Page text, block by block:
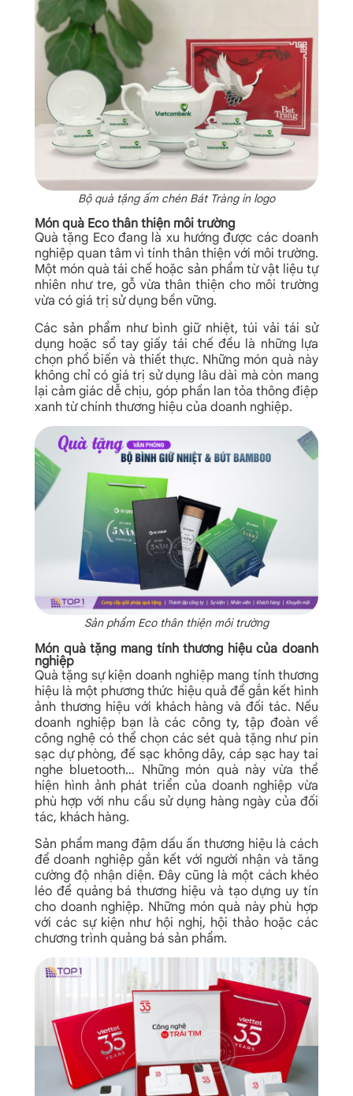
Bộ quà tặng ấm chén Bát Tràng in logo
Món quà Eco thân thiện môi trường
Quà tặng Eco đang là xu hướng được các doanh
nghiệp quan tâm vì tính thân thiện với môi trường.
Một món quà tái chế hoặc sản phẩm từ vật liệu tự
nhiên như tre, gỗ vừa thân thiện cho môi trường
vừa có giá trị sử dụng bền vững.
Các sản phẩm như bình giữ nhiệt, túi vải tái sử
dụng hoặc sổ tay giấy tái chế đều là những lựa
chọn phổ biến và thiết thực. Những món quà này
không chỉ có giá trị sử dụng lâu dài mà còn mang
lại cảm giác dễ chịu, góp phần lan tỏa thông điệp
xanh từ chính thương hiệu của doanh nghiệp.
Sản phẩm Eco thân thiện môi trường
Món quà tặng mang tính thương hiệu của doanh
nghiệp
Quà tặng sự kiện doanh nghiệp mang tính thương
hiệu là một phương thức hiệu quả để gắn kết hình
ảnh thương hiệu với khách hàng và đối tác. Nếu
doanh nghiệp bạn là các công ty, tập đoàn về
công nghệ có thể chọn các sét quà tặng như pin
sạc dự phòng, đế sạc không dây, cáp sạc hay tai
nghe bluetooth… Những món quà này vừa thể
hiện hình ảnh phát triển của doanh nghiệp vừa
phù hợp với nhu cầu sử dụng hàng ngày của đối
tác, khách hàng.
Sản phẩm mang đậm dấu ấn thương hiệu là cách
để doanh nghiệp gắn kết với người nhận và tăng
cường độ nhận diện. Đây cũng là một cách khéo
léo để quảng bá thương hiệu và tạo dựng uy tín
cho doanh nghiệp. Những món quà này phù hợp
với các sự kiện như hội nghị, hội thảo hoặc các
chương trình quảng bá sản phẩm.